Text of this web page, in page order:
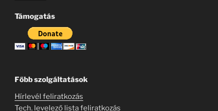
Támogatás
Főbb szolgáltatások
Hírlevél feliratkozás
Tech. levelező lista feliratkozás